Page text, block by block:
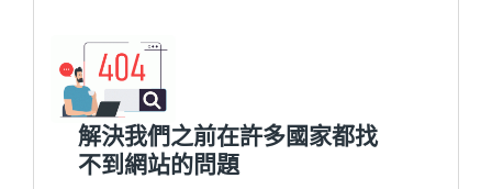
解決我們之前在許多國家都找
不到網站的問題